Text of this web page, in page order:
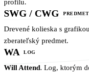
profilu.
SWG / CWG
Drevené kolieska s
zberateľský predmet.
WA LOG
Will Attend. Log, ktorým